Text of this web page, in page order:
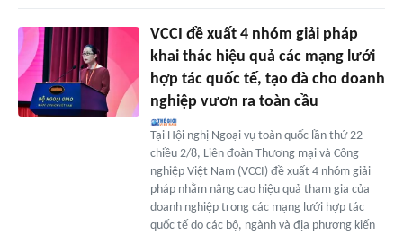
VCCI đề xuất 4 nhóm giải pháp
khai thác hiệu quả các mạng lưới
hợp tác quốc tế, tạo đà cho doanh
nghiệp vươn ra toàn cầu
Tại Hội nghị Ngoại vụ toàn quốc lần thứ 22
chiều 2/8, Liên đoàn Thương mại và Công
nghiệp Việt Nam (VCCI) đề xuất 4 nhóm giải
pháp nhằm nâng cao hiệu quả tham gia của
doanh nghiệp trong các mạng lưới hợp tác
quốc tế do các bộ, ngành và địa phương kiến